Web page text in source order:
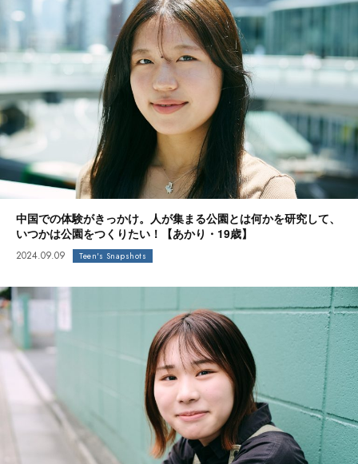
中国での体験がきっかけ。人が集まる公園とは何かを研究して、
いつかは公園をつくりたい！【あかり・19歳】
2024.09.09 Teen's Snapshots